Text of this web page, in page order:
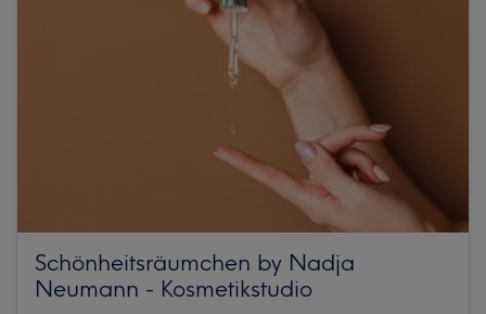
Schönheitsräumchen by Nadja
Neumann - Kosmetikstudio